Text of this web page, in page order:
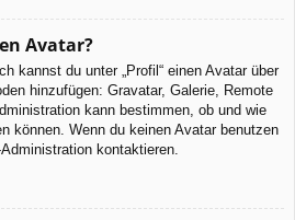
Avatar?
kannst du unter „Profil“ einen Avatar über
hinzufügen: Gravatar, Galerie, Remote
kann bestimmen, ob und wie
können. Wenn du keinen Avatar benutzen
kontaktieren.